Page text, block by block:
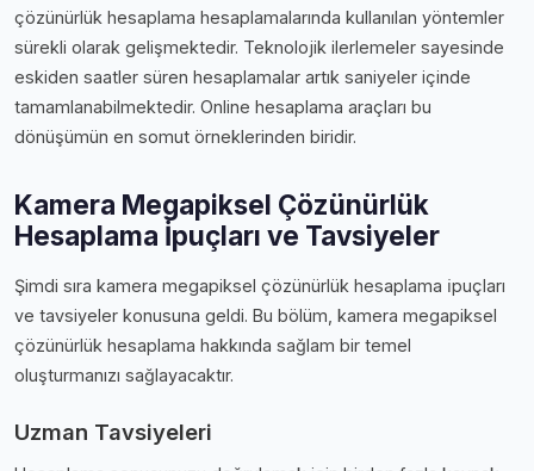
çözünürlük hesaplama hesaplamalarında kullanılan yöntemler
sürekli olarak gelişmektedir. Teknolojik ilerlemeler sayesinde
eskiden saatler süren hesaplamalar artık saniyeler içinde
tamamlanabilmektedir. Online hesaplama araçları bu
dönüşümün en somut örneklerinden biridir.
Kamera Megapiksel Çözünürlük
Hesaplama İpuçları ve Tavsiyeler
Şimdi sıra kamera megapiksel çözünürlük hesaplama i̇puçları
ve tavsiyeler konusuna geldi. Bu bölüm, kamera megapiksel
çözünürlük hesaplama hakkında sağlam bir temel
oluşturmanızı sağlayacaktır.
Uzman Tavsiyeleri